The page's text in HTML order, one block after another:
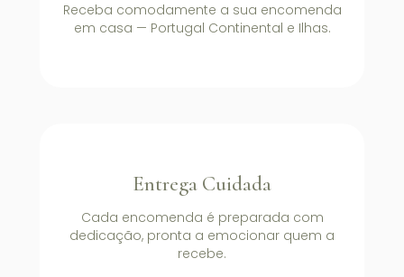
Receba comodamente a sua encomenda
em casa — Portugal Continental e Ilhas.
Entrega Cuidada
Cada encomenda é preparada com
dedicação, pronta a emocionar quem a
recebe.